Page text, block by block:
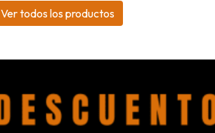
Ver todos los productos